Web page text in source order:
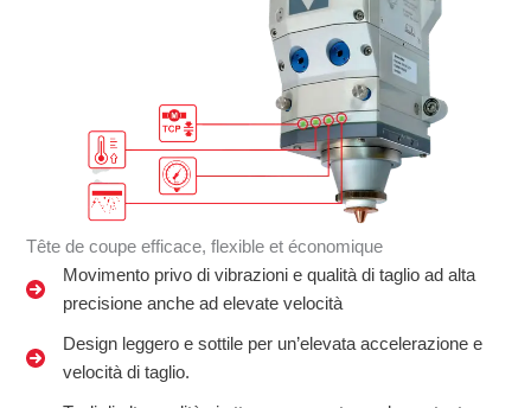
Tête de coupe efficace, flexible et économique
Movimento privo di vibrazioni e qualità di taglio ad alta
precisione anche ad elevate velocità
Design leggero e sottile per un’elevata accelerazione e
velocità di taglio.